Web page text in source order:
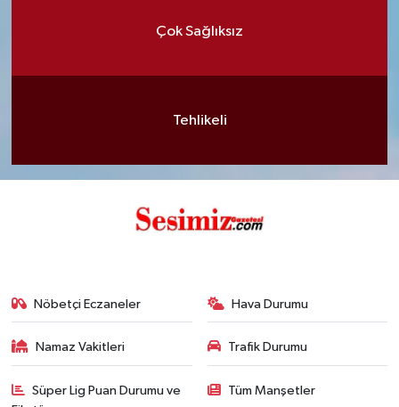
Çok Sağlıksız
Tehlikeli
Nöbetçi Eczaneler Hava Durumu
Namaz Vakitleri Trafik Durumu
Süper Lig Puan Durumu ve
Tüm Manşetler